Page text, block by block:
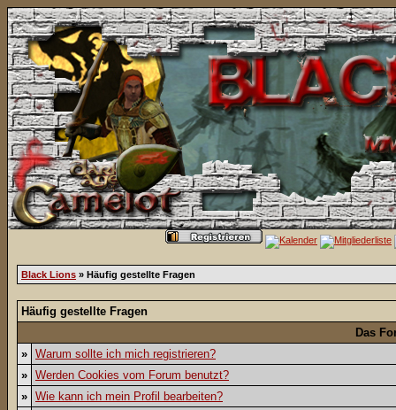
Black Lions » Häufig gestellte Fragen
Häufig gestellte Fragen
Das
» Warum sollte ich mich registrieren?
» Werden Cookies vom Forum benutzt?
» Wie kann ich mein Profil bearbeiten?